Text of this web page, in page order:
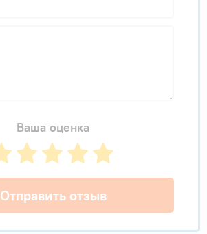
Ваша оценка
Отправить отзыв